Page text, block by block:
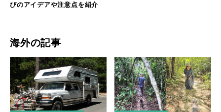
びのアイデアや注意点を紹介
海外の記事